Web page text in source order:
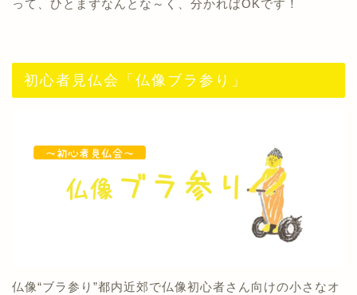
って、ひとまずなんとな～く、分かればOKです！
初心者見仏会「仏像ブラ参り」
仏像“ブラ参り”都内近郊で仏像初心者さん向けの小さなオ